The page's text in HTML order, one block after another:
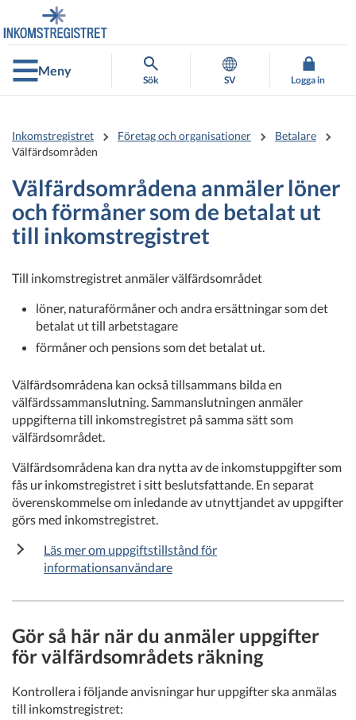
direkt
till
innehållet
till
hela
webbplatsens
sökningMeny
Sök SV Logga in
Inkomstregistret Företag och organisationer
Betalare
Välfärdsområden
Välfärdsområdena anmäler löner
och förmåner som de betalat ut
till inkomstregistret
Till inkomstregistret anmäler välfärdsområdet
löner, naturaförmåner och andra ersättningar som det
betalat ut till arbetstagare
förmåner och pensions som det betalat ut.
Välfärdsområdena kan också tillsammans bilda en
välfärdssammanslutning. Sammanslutningen anmäler
uppgifterna till inkomstregistret på samma sätt som
välfärdsområdet.
Välfärdsområdena kan dra nytta av de inkomstuppgifter som
fås ur inkomstregistret i sitt beslutsfattande. En separat
överenskommelse om inledande av utnyttjandet av uppgifter
görs med inkomstregistret.
Läs mer om uppgiftstillstånd för
informationsanvändare
Gör så här när du anmäler uppgifter
för välfärdsområdets räkning
Kontrollera i följande anvisningar hur uppgifter ska anmälas
till inkomstregistret: